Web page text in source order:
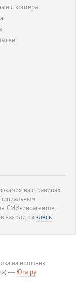
с коптера
на страницах
СМИ-иноагентов,
находитсяздесь.
на источник
— Юга.ру